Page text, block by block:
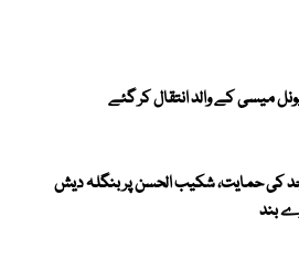
میسی کے والد انتقال کر گئے
کی حمایت، شکیب الحسن پر بنگلہ دیش
بند